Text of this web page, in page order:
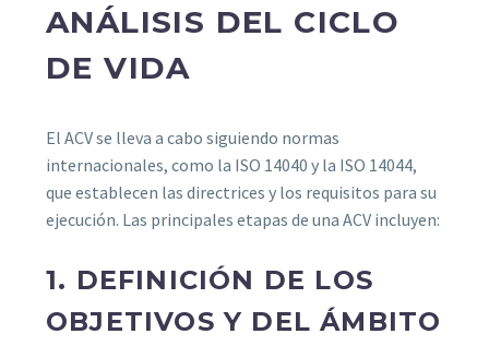
ANÁLISIS DEL CICLO
DE VIDA
El ACV se lleva a cabo siguiendo normas
internacionales, como la ISO 14040 y la ISO 14044,
que establecen las directrices y los requisitos para su
ejecución. Las principales etapas de una ACV incluyen:
1. DEFINICIÓN DE LOS
OBJETIVOS Y DEL ÁMBITO